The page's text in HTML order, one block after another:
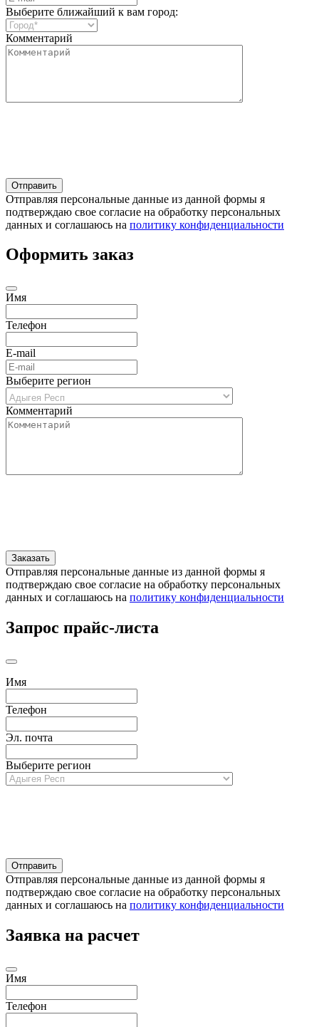
Выберите ближайший к вам город:
Комментарий
Отправляя персональные данные из данной формы я
подтверждаю свое согласие на обработку персональных
данных и соглашаюсь на политику конфиденциальности
Оформить заказ
Имя
Телефон
E-mail
Выберите регион
Комментарий
Отправляя персональные данные из данной формы я
подтверждаю свое согласие на обработку персональных
данных и соглашаюсь на политику конфиденциальности
Запрос прайс-листа
Имя
Телефон
Эл. почта
Выберите регион
Отправляя персональные данные из данной формы я
подтверждаю свое согласие на обработку персональных
данных и соглашаюсь на политику конфиденциальности
Заявка на расчет
Имя
Телефон